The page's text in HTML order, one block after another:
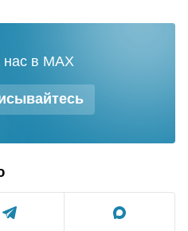
нас в MAX